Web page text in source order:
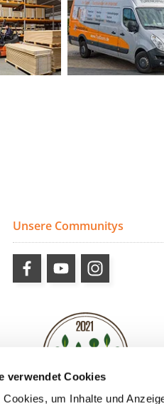
verwendet Cookies
Cookies, um Inhalte und
Unsere Communitys